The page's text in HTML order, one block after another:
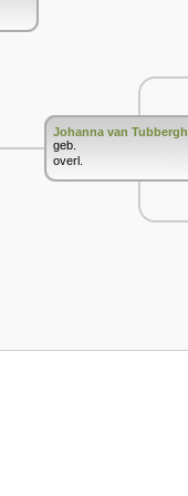
Johanna van Tubbergh
geb.
overl.